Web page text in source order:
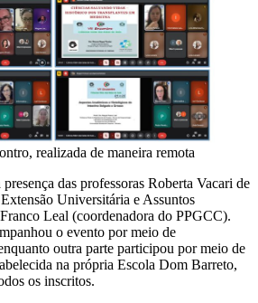
realizada de maneira remota
das professoras Roberta Vacari de
Universitária e Assuntos
Leal (coordenadora do PPGCC).
o evento por meio de
outra parte participou por meio de
na própria Escola Dom Barreto,
os inscritos.